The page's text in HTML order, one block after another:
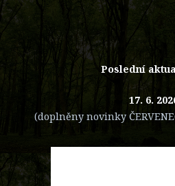
Poslední
17. 6.
(doplněny novinky